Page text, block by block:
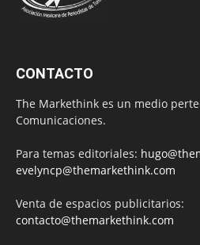
CONTACTO
The Markethink es un medio
Comunicaciones.
Para temas editoriales:
evelyncp@themarkethink.com
Venta de espacios publicitarios:
contacto@themarkethink.com